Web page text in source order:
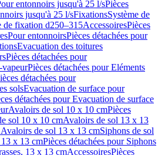
entonnoirs jusqu'à 25 l/sPièces
jusqu'à 25 l/sFixationsSystème de
de fixation d250–315AccessoiresPièces
Pour entonnoirsPièces détachées pour
Evacuation des toitures
Pièces détachées pour
vapeurPièces détachées pour Eléments
détachées pour
solsEvacuation de surface pour
détachées pour Evacuation de surface
Avaloirs de sol 10 x 10 cmPièces
sol 10 x 10 cmAvaloirs de sol 13 x 13
Avaloirs de sol 13 x 13 cmSiphons de sol
13 x 13 cmPièces détachées pour Siphons
13 x 13 cmAccessoiresPièces